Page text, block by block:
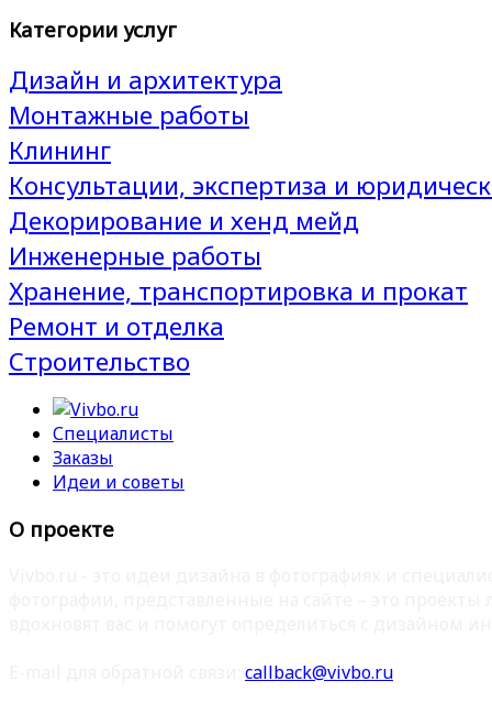
Категории услуг
Дизайн и архитектура
Монтажные работы
Клининг
Консультации, экспертиза и
Декорирование и хенд мейд
Инженерные работы
Хранение, транспортировка и прокат
Ремонт и отделка
Строительство
Специалисты
Заказы
Идеи и советы
О проекте
callback@vivbo.ru